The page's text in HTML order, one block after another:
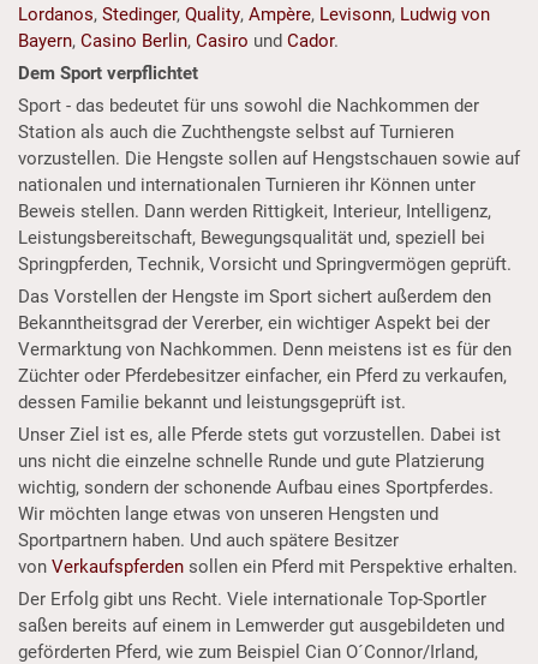
Lordanos, Stedinger, Quality, Ampère, Levisonn, Ludwig von
Bayern, Casino Berlin, Casiro und Cador.
Dem Sport verpflichtet
Sport - das bedeutet für uns sowohl die Nachkommen der
Station als auch die Zuchthengste selbst auf Turnieren
vorzustellen. Die Hengste sollen auf Hengstschauen sowie auf
nationalen und internationalen Turnieren ihr Können unter
Beweis stellen. Dann werden Rittigkeit, Interieur, Intelligenz,
Leistungsbereitschaft, Bewegungsqualität und, speziell bei
Springpferden, Technik, Vorsicht und Springvermögen geprüft.
Das Vorstellen der Hengste im Sport sichert außerdem den
Bekanntheitsgrad der Vererber, ein wichtiger Aspekt bei der
Vermarktung von Nachkommen. Denn meistens ist es für den
Züchter oder Pferdebesitzer einfacher, ein Pferd zu verkaufen,
dessen Familie bekannt und leistungsgeprüft ist.
Unser Ziel ist es, alle Pferde stets gut vorzustellen. Dabei ist
uns nicht die einzelne schnelle Runde und gute Platzierung
wichtig, sondern der schonende Aufbau eines Sportpferdes.
Wir möchten lange etwas von unseren Hengsten und
Sportpartnern haben. Und auch spätere Besitzer
von Verkaufspferden sollen ein Pferd mit Perspektive erhalten.
Der Erfolg gibt uns Recht. Viele internationale Top-Sportler
saßen bereits auf einem in Lemwerder gut ausgebildeten und
geförderten Pferd, wie zum Beispiel Cian O´Connor/Irland,